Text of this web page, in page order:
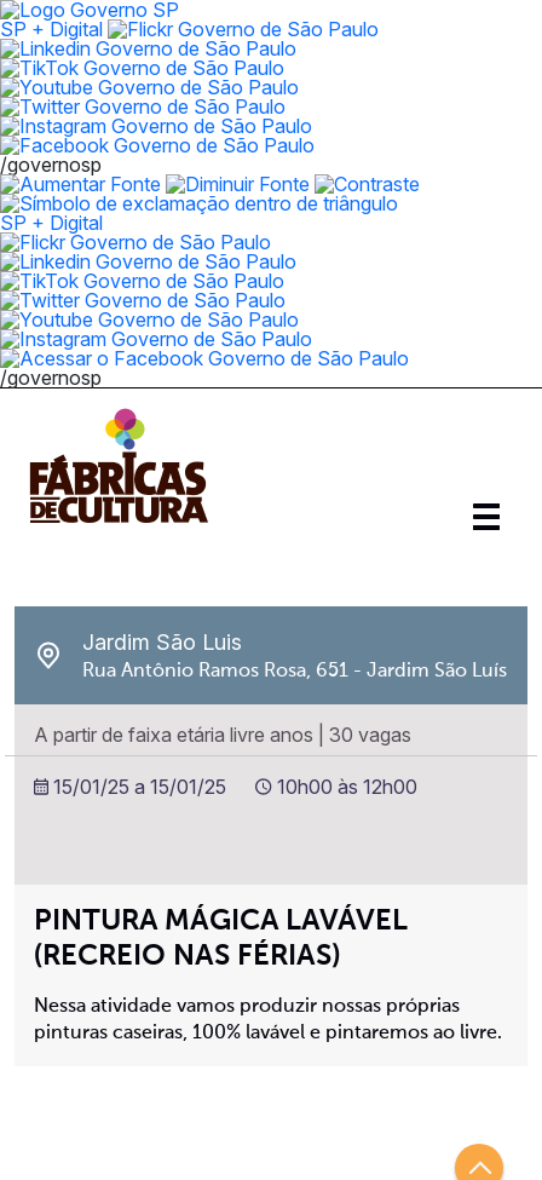
SP + Digital
/governosp
SP + Digital
/governosp
PINTURA MÁGICA LAVÁVEL
(RECREIO NAS FÉRIAS)
Nessa atividade vamos produzir nossas próprias
pinturas caseiras, 100% lavável e pintaremos ao livre.
Jardim São Luis
Rua Antônio Ramos Rosa, 651 - Jardim São Luís
A partir de faixa etária livre anos 30 vagas
15/01/25 a 15/01/25 10h00 às 12h00